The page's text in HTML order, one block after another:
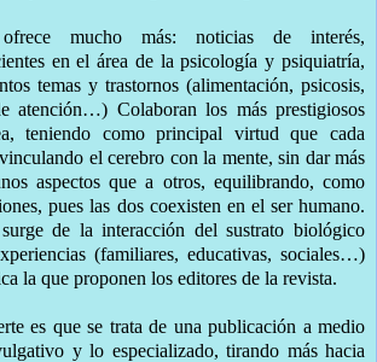
mucho más: noticias de interés,
en el área de la psicología y psiquiatría,
temas y trastornos (alimentación, psicosis,
atención…) Colaboran los más prestigiosos
teniendo como principal virtud que cada
el cerebro con la mente, sin dar más
aspectos que a otros, equilibrando, como
pues las dos coexisten en el ser humano.
de la interacción del sustrato biológico
(familiares, educativas, sociales…)
la que proponen los editores de la revista.
es que se trata de una publicación a medio
y lo especializado, tirando más hacia